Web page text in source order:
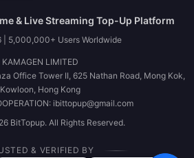
& Live Streaming Top-Up Platform
| 5,000,000+ Users Worldwide
KAMAGEN LIMITED
Office Tower II, 625 Nathan Road, Mong Kok,
Kowloon, Hong Kong
ibittopup@gmail.com
BitTopup. All Rights Reserved.
& VERIFIED BY